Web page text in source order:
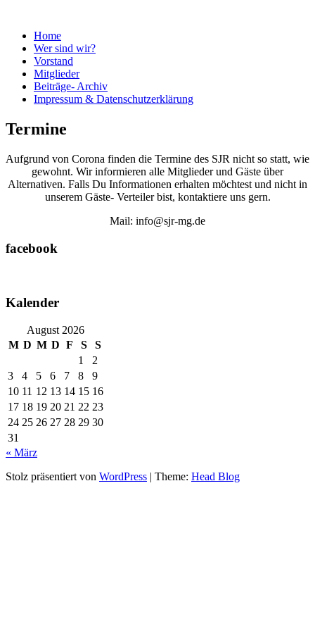
Home
Wer sind wir?
Vorstand
Mitglieder
Beiträge- Archiv
Impressum & Datenschutzerklärung
Termine
Aufgrund von Corona finden die Termine des SJR nicht so statt, wie
gewohnt. Wir informieren alle Mitglieder und Gäste über
Alternativen. Falls Du Informationen erhalten möchtest und nicht in
unserem Gäste- Verteiler bist, kontaktiere uns gern.
Mail: info@sjr-mg.de
facebook
Kalender
August 2026
M D M D F S
S
1
2
3
4 5 6 7 8
9
10 11 12 13 14 15 16
17 18 19 20 21 22 23
24 25 26 27 28 29 30
31
« März
Stolz präsentiert von WordPress | Theme: Head Blog